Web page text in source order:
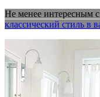
Не менее интересным с
классический стиль в